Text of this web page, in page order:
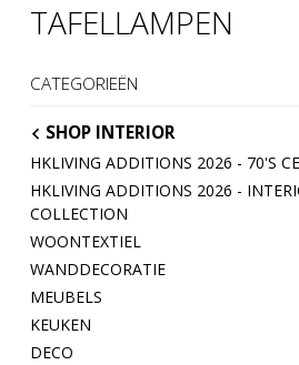
TAFELLAMPEN
CATEGORIEËN
SHOP INTERIOR
HKLIVING ADDITIONS 2026 - 70'S
HKLIVING ADDITIONS 2026 -
COLLECTION
WOONTEXTIEL
WANDDECORATIE
MEUBELS
KEUKEN
DECO